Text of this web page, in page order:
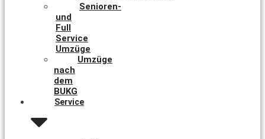
Senioren-
und
Full
Service
Umzüge
Umzüge
nach
dem
BUKG
Service